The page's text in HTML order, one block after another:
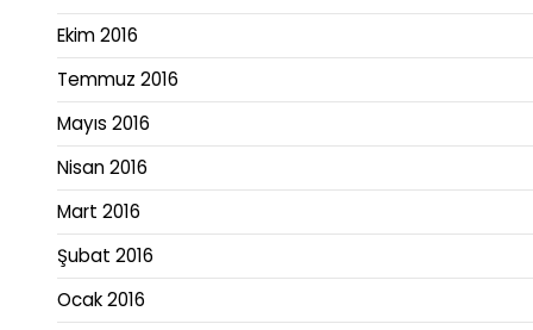
Ekim 2016
Temmuz 2016
Mayıs 2016
Nisan 2016
Mart 2016
Şubat 2016
Ocak 2016